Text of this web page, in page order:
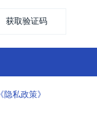
获取验证码
《隐私政策》